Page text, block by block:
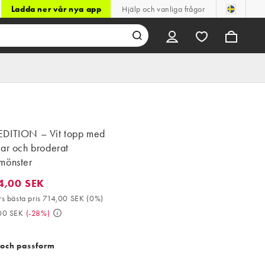
Ladda ner vår nya app Hjälp och vanliga frågor
– Vit topp med
och broderat
SEK. 30-dagars bästa pris 714,00 SEK (0%). Då 999,00 SEK.
SEK
bästa pris 714,00 SEK (0%)
SEK (-28%)
passform